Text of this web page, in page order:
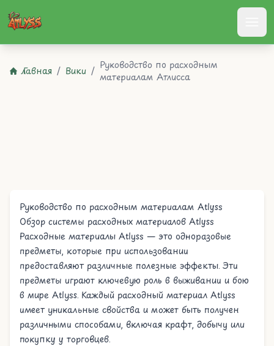
Atlyss
Главная / Вики / Руководство по расходным
материалам Атлисса
Руководство по расходным материалам Atlyss
Обзор системы расходных материалов Atlyss
Расходные материалы Atlyss — это одноразовые
предметы, которые при использовании
предоставляют различные полезные эффекты. Эти
предметы играют ключевую роль в выживании и бою
в мире Atlyss. Каждый расходный материал Atlyss
имеет уникальные свойства и может быть получен
различными способами, включая крафт, добычу или
покупку у торговцев.